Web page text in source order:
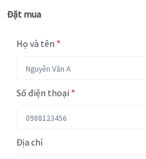
Đặt mua
Họ và tên *
Số điện thoại *
Địa chỉ